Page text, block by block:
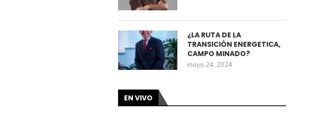
¿LA RUTA DE LA
TRANSICIÓN ENERGETICA,
CAMPO MINADO?
mayo 24, 2024
EN VIVO